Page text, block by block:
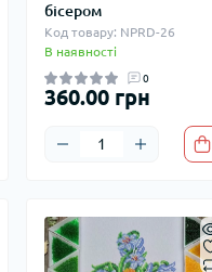
бісером
Код товару: NPRD-26
В наявності
0
360.00 грн